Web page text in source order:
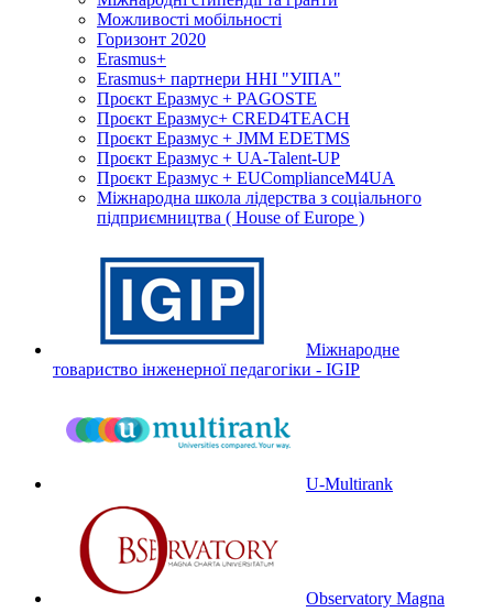
Можливості мобільності
Горизонт 2020
Erasmus+
Erasmus+ партнери ННІ "УІПА"
Проєкт Еразмус + PAGOSTE
Проєкт Еразмус+ CRED4TEACH
Проєкт Еразмус + JMM EDETMS
Проєкт Еразмус + UA-Talent-UP
Проєкт Еразмус + EUComplianceM4UA
Міжнародна школа лідерства з соціального
підприємництва ( House of Europe )
Міжнародне
товариство інженерної педагогіки - IGIP
U-Multirank
Observatory Magna